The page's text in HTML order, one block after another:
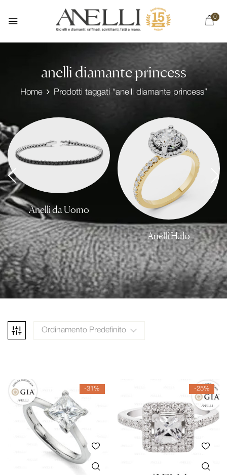
0
anelli diamante princess
Home Prodotti taggati “anelli diamante princess”
Anelli da Uomo
Anelli Halo
Ordinamento Predefinito
-31% -25%